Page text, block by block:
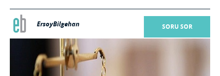
ErsoyBilgehan SORU SOR